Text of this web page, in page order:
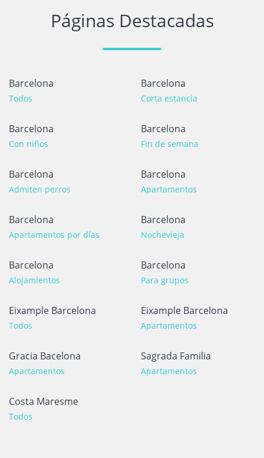
Páginas Destacadas
Barcelona
Todos
Barcelona
Corta estancia
Barcelona
Con niños
Barcelona
Fin de semana
Barcelona
Admiten perros
Barcelona
Apartamentos
Barcelona
Apartamentos por días
Barcelona
Nochevieja
Barcelona
Alojamientos
Barcelona
Para grupos
Eixample Barcelona
Todos
Eixample Barcelona
Apartamentos
Gracia Bacelona
Apartamentos
Sagrada Familia
Apartamentos
Costa Maresme
Todos